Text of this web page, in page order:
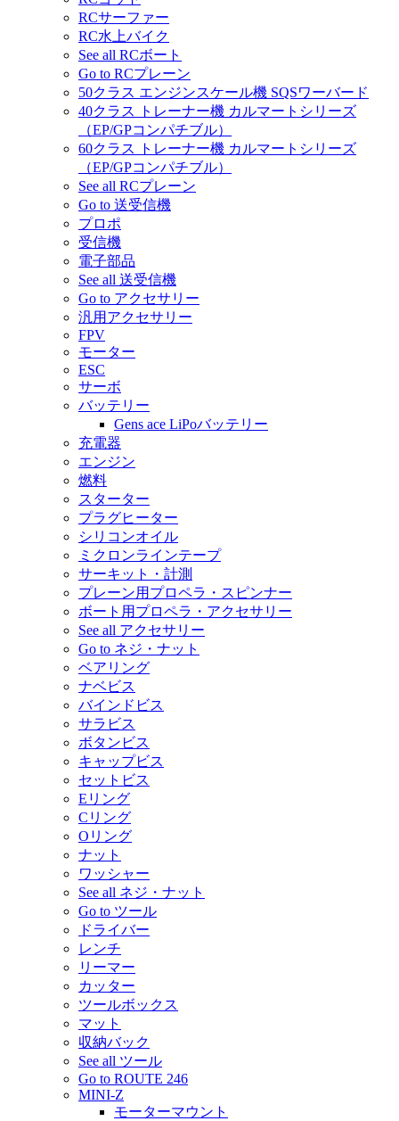
RCサーファー
RC水上バイク
See all RCボート
Go to RCプレーン
50クラス エンジンスケール機 SQSワーバード
40クラス トレーナー機 カルマートシリーズ
（EP/GPコンパチブル）
60クラス トレーナー機 カルマートシリーズ
（EP/GPコンパチブル）
See all RCプレーン
Go to 送受信機
プロポ
受信機
電子部品
See all 送受信機
Go to アクセサリー
汎用アクセサリー
FPV
モーター
ESC
サーボ
バッテリー
Gens ace LiPoバッテリー
充電器
エンジン
燃料
スターター
プラグヒーター
シリコンオイル
ミクロンラインテープ
サーキット・計測
プレーン用プロペラ・スピンナー
ボート用プロペラ・アクセサリー
See all アクセサリー
Go to ネジ・ナット
ベアリング
ナベビス
バインドビス
サラビス
ボタンビス
キャップビス
セットビス
Eリング
Cリング
Oリング
ナット
ワッシャー
See all ネジ・ナット
Go to ツール
ドライバー
レンチ
リーマー
カッター
ツールボックス
マット
収納バック
See all ツール
Go to ROUTE 246
MINI-Z
モーターマウント